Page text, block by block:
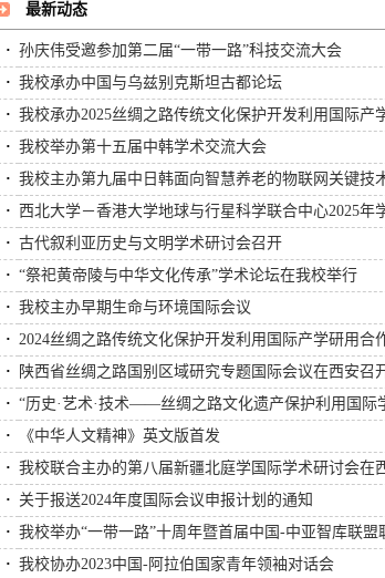
最新动态
· 孙庆伟受邀参加第二届“一带一路”科技交流大会
· 我校承办中国与乌兹别克斯坦古都论坛
· 我校承办2025丝绸之路传统文化保护开发利用国际产
· 我校举办第十五届中韩学术交流大会
· 我校主办第九届中日韩面向智慧养老的物联网关键技
· 西北大学－香港大学地球与行星科学联合中心2025年
· 古代叙利亚历史与文明学术研讨会召开
· “祭祀黄帝陵与中华文化传承”学术论坛在我校举行
· 我校主办早期生命与环境国际会议
· 2024丝绸之路传统文化保护开发利用国际产学研用合
· 陕西省丝绸之路国别区域研究专题国际会议在西安召
· “历史·艺术·技术——丝绸之路文化遗产保护利用国际
· 《中华人文精神》英文版首发
· 我校联合主办的第八届新疆北庭学国际学术研讨会在
· 关于报送2024年度国际会议申报计划的通知
· 我校举办“一带一路”十周年暨首届中国-中亚智库联盟
· 我校协办2023中国-阿拉伯国家青年领袖对话会